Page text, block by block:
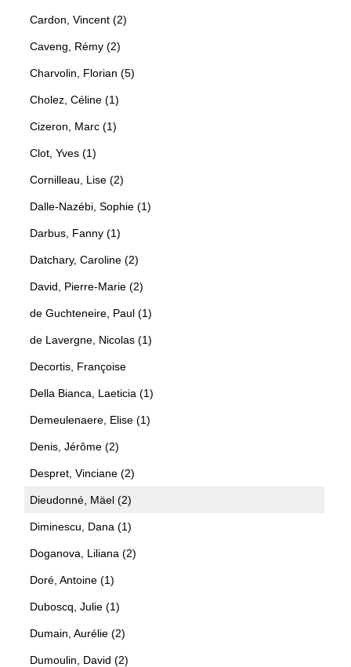
Cardon, Vincent (2)
Caveng, Rémy (2)
Charvolin, Florian (5)
Cholez, Céline (1)
Cizeron, Marc (1)
Clot, Yves (1)
Cornilleau, Lise (2)
Dalle-Nazébi, Sophie (1)
Darbus, Fanny (1)
Datchary, Caroline (2)
David, Pierre-Marie (2)
de Guchteneire, Paul (1)
de Lavergne, Nicolas (1)
Decortis, Françoise
Della Bianca, Laeticia (1)
Demeulenaere, Elise (1)
Denis, Jérôme (2)
Despret, Vinciane (2)
Dieudonné, Mäel (2)
Diminescu, Dana (1)
Doganova, Liliana (2)
Doré, Antoine (1)
Duboscq, Julie (1)
Dumain, Aurélie (2)
Dumoulin, David (2)